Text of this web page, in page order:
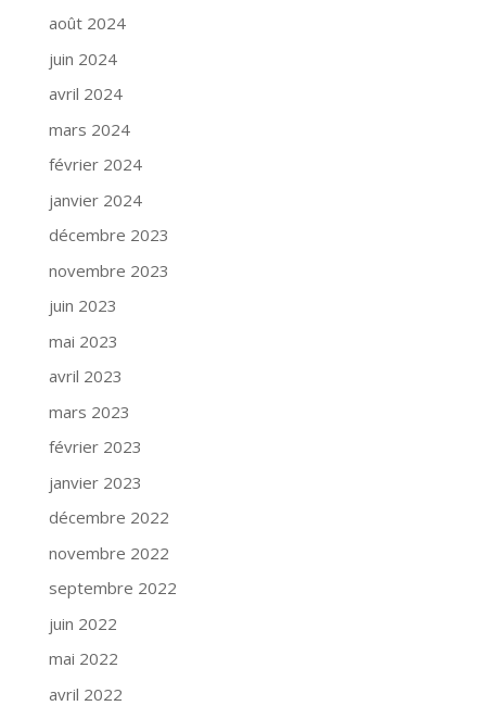
août 2024
juin 2024
avril 2024
mars 2024
février 2024
janvier 2024
décembre 2023
novembre 2023
juin 2023
mai 2023
avril 2023
mars 2023
février 2023
janvier 2023
décembre 2022
novembre 2022
septembre 2022
juin 2022
mai 2022
avril 2022